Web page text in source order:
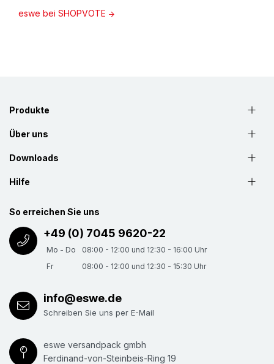
eswe bei SHOPVOTE
Produkte
Über uns
Downloads
Hilfe
So erreichen Sie uns
+49 (0) 7045 9620-22
Mo - Do
08:00 - 12:00 und 12:30 - 16:00 Uhr
Fr
08:00 - 12:00 und 12:30 - 15:30 Uhr
info@eswe.de
Schreiben Sie uns per E-Mail
eswe versandpack gmbh
Ferdinand-von-Steinbeis-Ring 19